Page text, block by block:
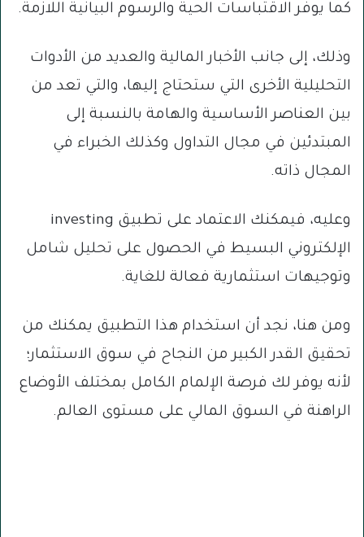
كما يوفر الاقتباسات الحية والرسوم البيانية اللازمة.
وذلك، إلى جانب الأخبار المالية والعديد من الأدوات
التحليلية الأخرى التي ستحتاج إليها، والتي تعد من
بين العناصر الأساسية والهامة بالنسبة إلى
المبتدئين في مجال التداول وكذلك الخبراء في
المجال ذاته.
وعليه، فيمكنك الاعتماد على تطبيق investing
الإلكتروني البسيط في الحصول على تحليل شامل
وتوجيهات استثمارية فعالة للغاية.
ومن هنا، نجد أن استخدام هذا التطبيق يمكنك من
تحقيق القدر الكبير من النجاح في سوق الاستثمار؛
لأنه يوفر لك فرصة الإلمام الكامل بمختلف الأوضاع
الراهنة في السوق المالي على مستوى العالم.